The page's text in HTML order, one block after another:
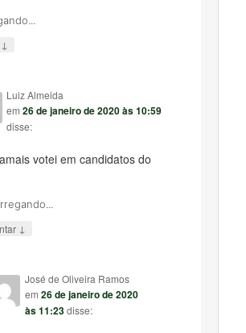
↓
Luiz Almeida
em26 de janeiro de 2020 às 10:59
disse:
votei em candidatos do
↓
José de Oliveira Ramos
em 26 de janeiro de 2020
às 11:23 disse: